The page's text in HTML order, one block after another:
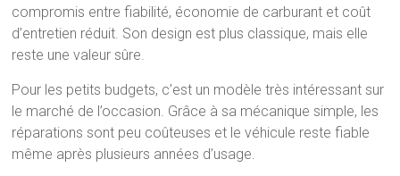
compromis entre fiabilité, économie de carburant et coût
d’entretien réduit. Son design est plus classique, mais elle
reste une valeur sûre.
Pour les petits budgets, c’est un modèle très intéressant sur
le marché de l’occasion. Grâce à sa mécanique simple, les
réparations sont peu coûteuses et le véhicule reste fiable
même après plusieurs années d’usage.